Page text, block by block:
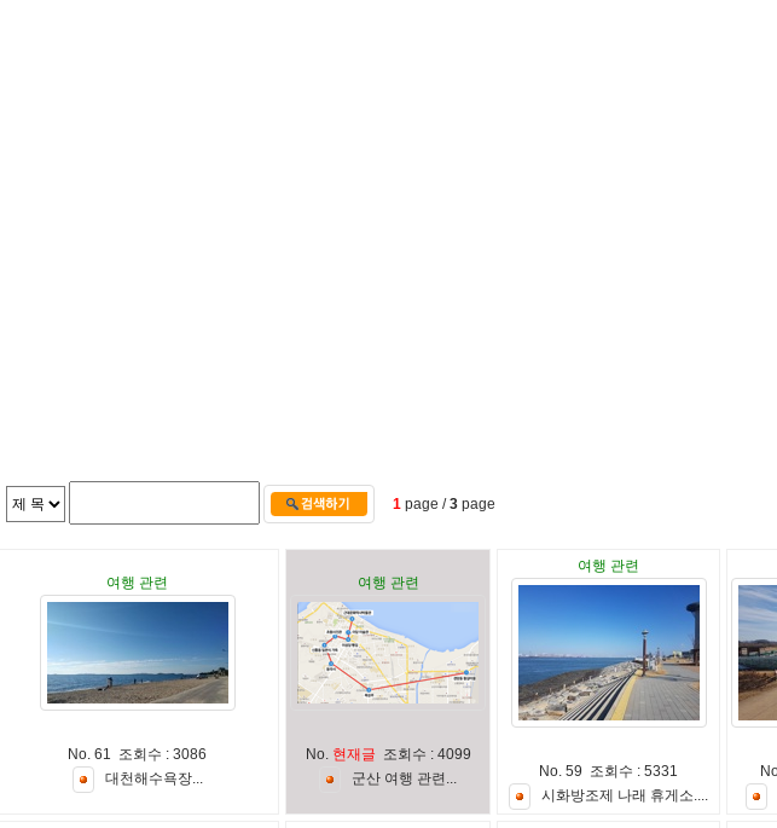
1 page /3 page
여행 관련
No. 61 조회수 : 3086
대 천해 수욕장...
여행 관련
No. 현재글 조회수 : 4099
군산 여행 관련 ...
여행 관련
No. 59 조회수 : 5331
시 화방조제 나래 휴게 소....